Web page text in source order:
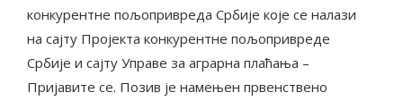
конкурентне пољопривреда Србије које се налази
на сајту Пројекта конкурентне пољопривреде
Србије и сајту Управе за аграрна плаћања –
Пријавите се. Позив је намењен првенствено